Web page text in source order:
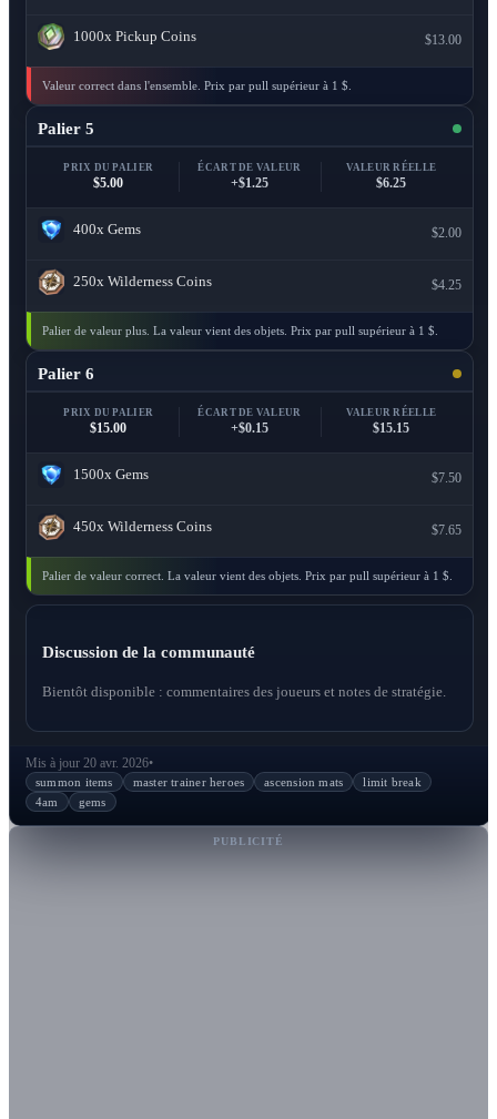
1000x Pickup Coins $13.00
Valeur correct dans l'ensemble. Prix par pull supérieur à 1 $.
Palier 5
PRIX DU PALIER
$5.00
ÉCART DE VALEUR
+$1.25
VALEUR RÉELLE
$6.25
400x Gems $2.00
250x Wilderness Coins $4.25
Palier de valeur plus. La valeur vient des objets. Prix par pull supérieur à 1 $.
Palier 6
PRIX DU PALIER
$15.00
ÉCART DE VALEUR
+$0.15
VALEUR RÉELLE
$15.15
1500x Gems $7.50
450x Wilderness Coins $7.65
Palier de valeur correct. La valeur vient des objets. Prix par pull supérieur à 1 $.
Discussion de la communauté
Bientôt disponible : commentaires des joueurs et notes de stratégie.
Mis à jour 20 avr. 2026•
summon items master trainer heroes ascension mats
limit break
4am
gems
PUBLICITÉ